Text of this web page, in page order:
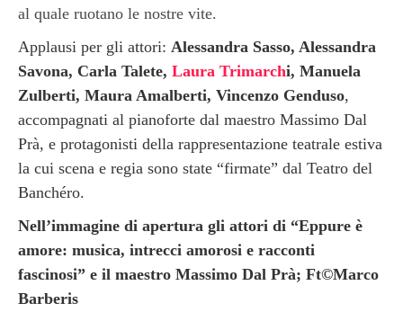
al quale ruotano le nostre vite.
Applausi per gli attori: Alessandra Sasso, Alessandra
Savona, Carla Talete, Laura Trimarchi, Manuela
Zulberti, Maura Amalberti, Vincenzo Genduso,
accompagnati al pianoforte dal maestro Massimo Dal
Prà, e protagonisti della rappresentazione teatrale estiva
la cui scena e regia sono state “firmate” dal Teatro del
Banchéro.
Nell’immagine di apertura gli attori di “Eppure è
amore: musica, intrecci amorosi e racconti
fascinosi” e il maestro Massimo Dal Prà; Ft©Marco
Barberis